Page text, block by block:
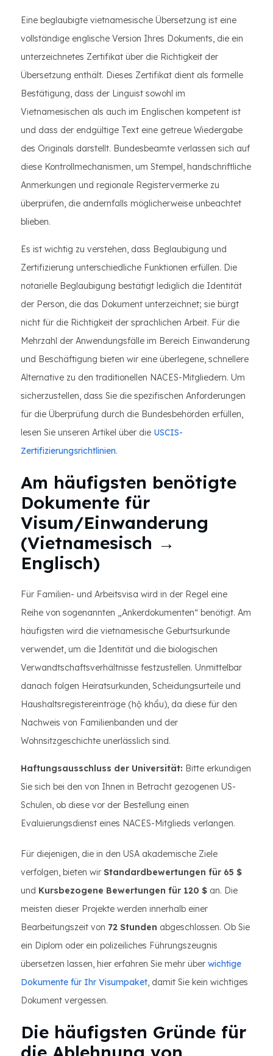
Eine beglaubigte vietnamesische Übersetzung ist eine
vollständige englische Version Ihres Dokuments, die ein
unterzeichnetes Zertifikat über die Richtigkeit der
Übersetzung enthält. Dieses Zertifikat dient als formelle
Bestätigung, dass der Linguist sowohl im
Vietnamesischen als auch im Englischen kompetent ist
und dass der endgültige Text eine getreue Wiedergabe
des Originals darstellt. Bundesbeamte verlassen sich auf
diese Kontrollmechanismen, um Stempel, handschriftliche
Anmerkungen und regionale Registervermerke zu
überprüfen, die andernfalls möglicherweise unbeachtet
blieben.
Es ist wichtig zu verstehen, dass Beglaubigung und
Zertifizierung unterschiedliche Funktionen erfüllen. Die
notarielle Beglaubigung bestätigt lediglich die Identität
der Person, die das Dokument unterzeichnet; sie bürgt
nicht für die Richtigkeit der sprachlichen Arbeit. Für die
Mehrzahl der Anwendungsfälle im Bereich Einwanderung
und Beschäftigung bieten wir eine überlegene, schnellere
Alternative zu den traditionellen NACES-Mitgliedern. Um
sicherzustellen, dass Sie die spezifischen Anforderungen
für die Überprüfung durch die Bundesbehörden erfüllen,
lesen Sie unseren Artikel über die USCIS-
Zertifizierungsrichtlinien.
Am häufigsten benötigte
Dokumente für
Visum/Einwanderung
(Vietnamesisch →
Englisch)
Für Familien- und Arbeitsvisa wird in der Regel eine
Reihe von sogenannten „Ankerdokumenten“ benötigt. Am
häufigsten wird die vietnamesische Geburtsurkunde
verwendet, um die Identität und die biologischen
Verwandtschaftsverhältnisse festzustellen. Unmittelbar
danach folgen Heiratsurkunden, Scheidungsurteile und
Haushaltsregistereinträge (hộ khẩu), da diese für den
Nachweis von Familienbanden und der
Wohnsitzgeschichte unerlässlich sind.
Haftungsausschluss der Universität: Bitte erkundigen
Sie sich bei den von Ihnen in Betracht gezogenen US-
Schulen, ob diese vor der Bestellung einen
Evaluierungsdienst eines NACES-Mitglieds verlangen.
Für diejenigen, die in den USA akademische Ziele
verfolgen, bieten wir Standardbewertungen für 65 $
und Kursbezogene Bewertungen für 120 $ an. Die
meisten dieser Projekte werden innerhalb einer
Bearbeitungszeit von 72 Stunden abgeschlossen. Ob Sie
ein Diplom oder ein polizeiliches Führungszeugnis
übersetzen lassen, hier erfahren Sie mehr über wichtige
Dokumente für Ihr Visumpaket, damit Sie kein wichtiges
Dokument vergessen.
Die häufigsten Gründe für